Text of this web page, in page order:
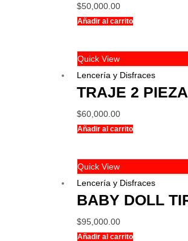
$50,000.00
Añadir al carrito
Quick View
Lencería y Disfraces
TRAJE 2
$60,000.00
Añadir al carrito
Quick View
Lencería y Disfraces
BABY DOLL
$95,000.00
Añadir al carrito